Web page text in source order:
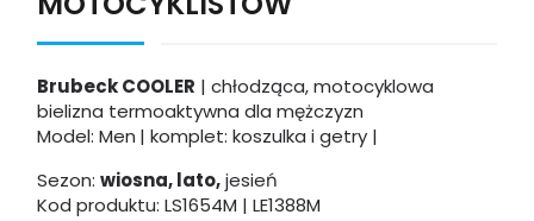
Brubeck COOLER | chłodząca, motocyklowa
bielizna termoaktywna dla mężczyzn
Model: Men | komplet: koszulka i getry |
Sezon: wiosna, lato,jesień
Kod produktu: LS1654M | LE1388M